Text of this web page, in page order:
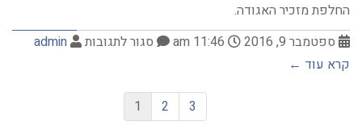
החלפת מזכיר האגודה.
ספטמבר 9, 2016
סגור לתגובות
admin
קרא עוד ←
1 2 3